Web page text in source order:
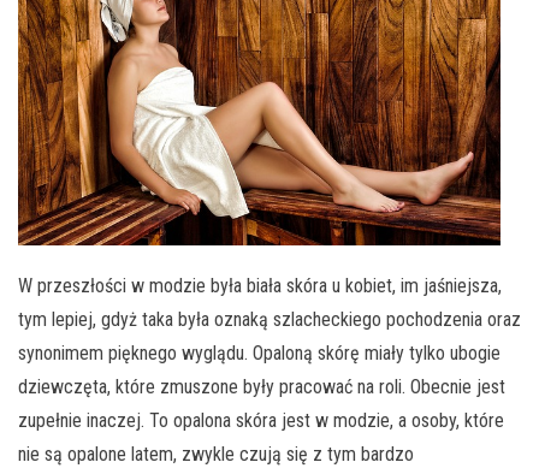
W przeszłości w modzie była biała skóra u kobiet, im jaśniejsza,
tym lepiej, gdyż taka była oznaką szlacheckiego pochodzenia oraz
synonimem pięknego wyglądu. Opaloną skórę miały tylko ubogie
dziewczęta, które zmuszone były pracować na roli. Obecnie jest
zupełnie inaczej. To opalona skóra jest w modzie, a osoby, które
nie są opalone latem, zwykle czują się z tym bardzo